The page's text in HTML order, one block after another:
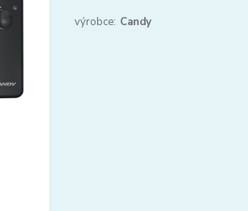
výrobce: Candy